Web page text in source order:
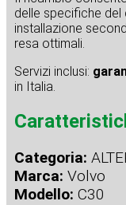
delle specifiche
installazione
resa ottimali.
Servizi inclusi:
in Italia.
Categoria:
Marca: Volvo
Modello: C30